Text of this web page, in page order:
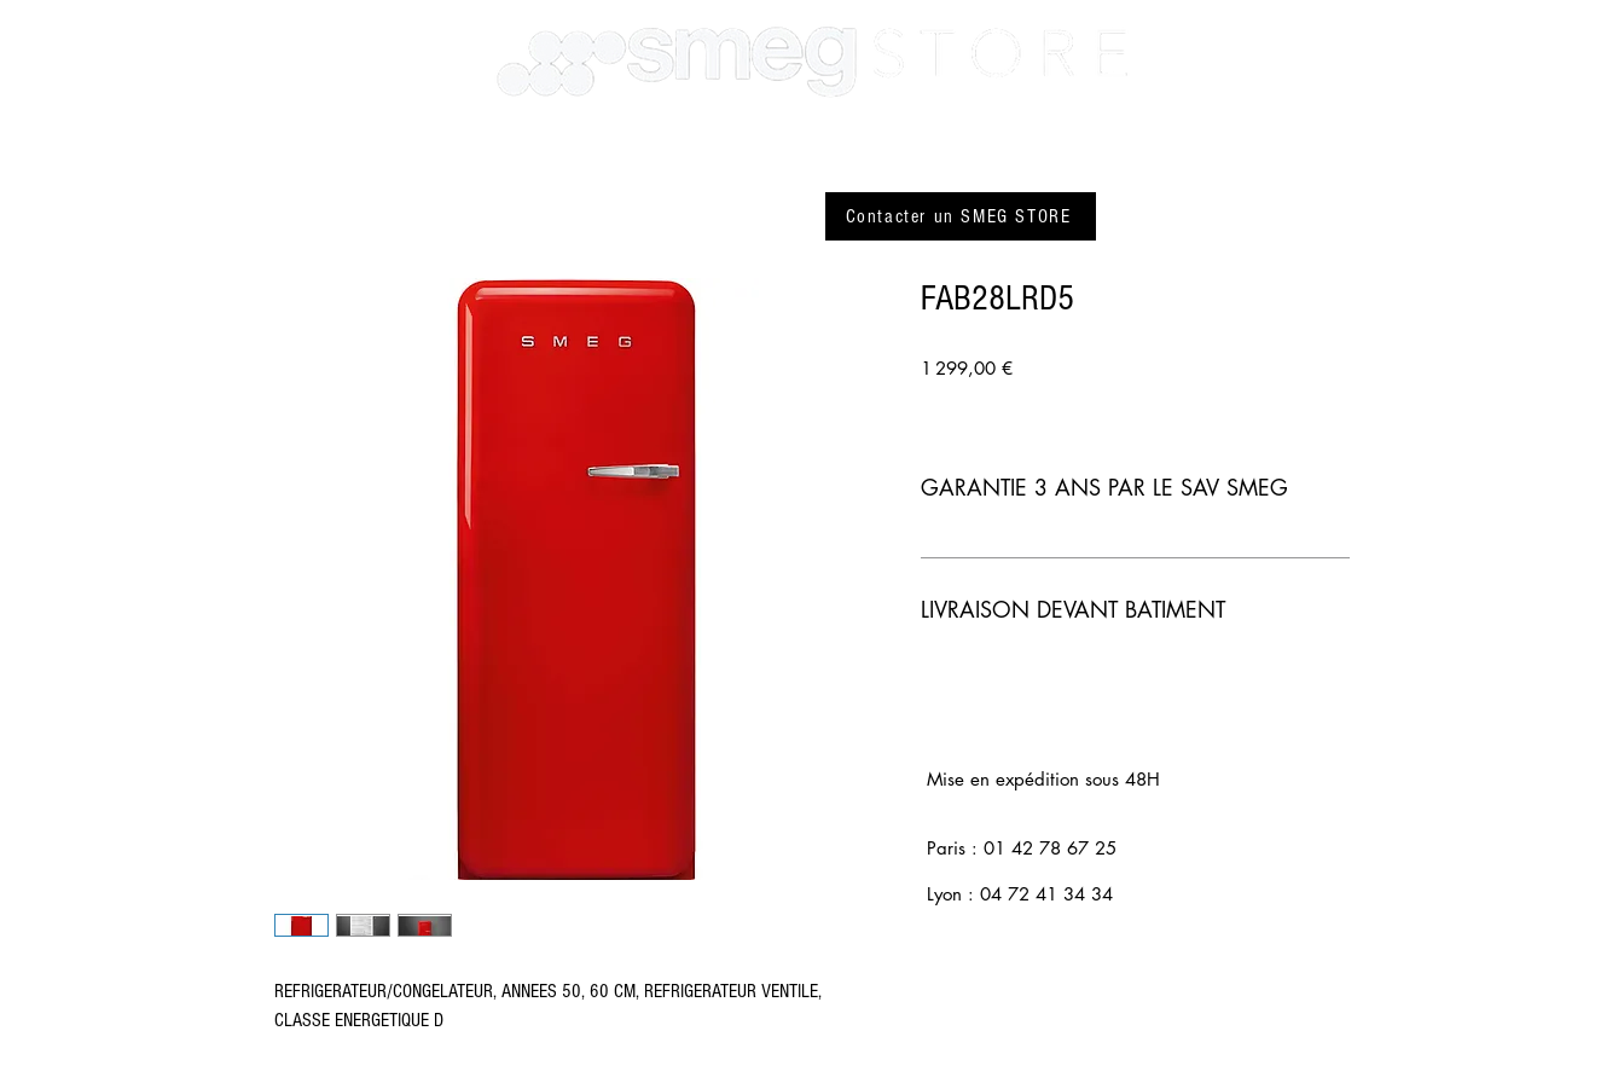
REFRIGERATEUR/CONGELATEUR, ANNEES 50, 60 CM, REFRIGERATEUR VENTILE,
CLASSE ENERGETIQUE D
FAB28LRD5
1 299,00 €Prix
GARANTIE 3 ANS PAR LE SAV SMEG
LIVRAISON DEVANT BATIMENT
Mise en expédition sous 48H
Paris : 01 42 78 67 25
Lyon : 04 72 41 34 34
Contacter un SMEG STORE